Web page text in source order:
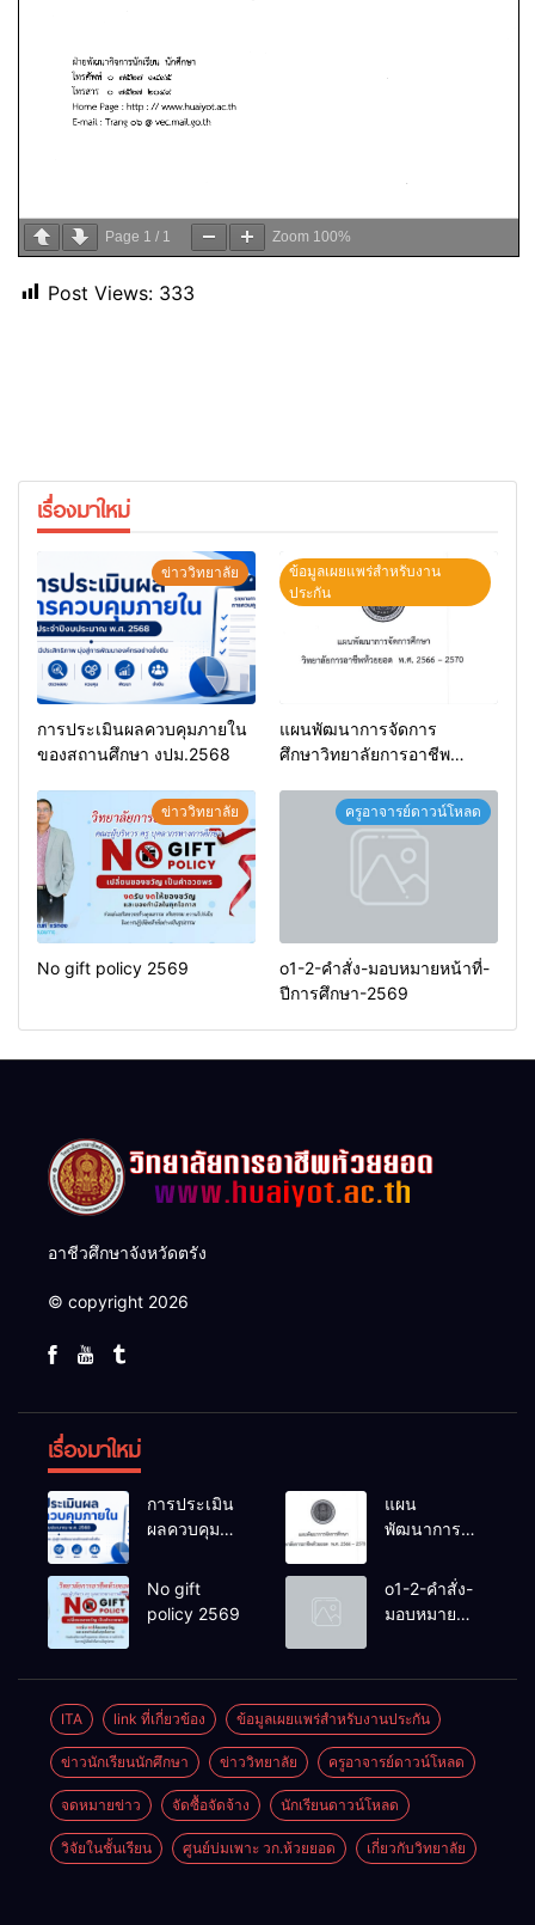
Page 1 / 1 Zoom 100%
Post Views: 333
เรื่องมาใหม่
ข่าววิทยาลัย
การประเมินผลควบคุมภายใน
ของสถานศึกษา งปม.2568
ข้อมูลเผยแพร่สำหรับงาน
ประกัน
แผนพัฒนาการจัดการ
ศึกษาวิทยาลัยการอาชีพ
ข่าววิทยาลัย
No gift policy 2569
ครูอาจารย์ดาวน์โหลด
o1-2-คำสั่ง-มอบหมายหน้าที่-
ปีการศึกษา-2569
อาชีวศึกษาจังหวัดตรัง
© copyright 2026
เรื่องมาใหม่
การประเมิน
ผลควบคุม
สถานศึกษา
งปม.2568
แผน
พัฒนาการ
ศึกษาวิทยาลัย
No gift
policy 2569
o1-2-คำสั่ง-
มอบหมาย
ITA link ที่เกี่ยวข้อง ข้อมูลเผยแพร่สำหรับงานประกัน
ข่าวนักเรียนนักศึกษา ข่าววิทยาลัย ครูอาจารย์ดาวน์โหลด
จดหมายข่าว จัดซื้อจัดจ้าง นักเรียนดาวน์โหลด
วิจัยในชั้นเรียน ศูนย์บ่มเพาะ วก.ห้วยยอด เกี่ยวกับวิทยาลัย